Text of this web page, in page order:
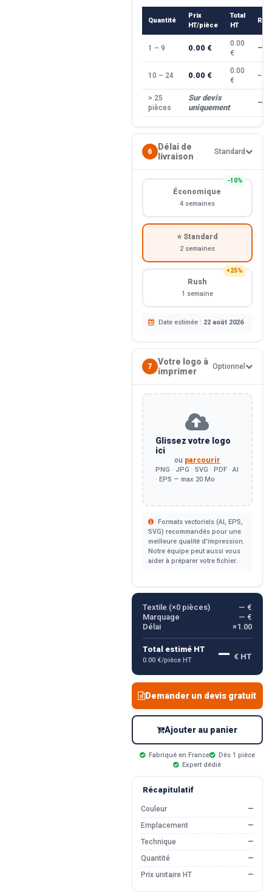
Quantité
Prix
HT/pièce
Total
HT
1 – 9 0.00 €
0.00
€
—
10 – 24 0.00 €
0.00
€
> 25
pièces
Sur devis
uniquement
—
6
Délai de
livraison
Standard
−10%
Économique
4 semaines
⭐ Standard
2 semaines
+25%
Rush
1 semaine
Date estimée : 22 août 2026
7
Votre logo à
imprimer
Optionnel
Glissez votre logo
ici
ou parcourir
PNG · JPG · SVG · PDF · AI
· EPS — max 20 Mo
Formats vectoriels (AI, EPS,
SVG) recommandés pour une
meilleure qualité d'impression.
Notre équipe peut aussi vous
aider à préparer votre fichier.
Textile (×0pièces)
— €
Marquage
— €
Délai
×1.00
Total estimé HT
0.00 €/pièce HT — € HT
Demander un devis gratuit
Ajouter au panier
Fabriqué en France
Dès 1 pièce
Expert dédié
Récapitulatif
Couleur
—
Emplacement
—
Technique
—
Quantité
—
Prix unitaire HT
—